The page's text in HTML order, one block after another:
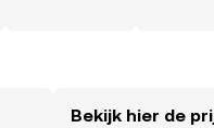
Bekijk hier de